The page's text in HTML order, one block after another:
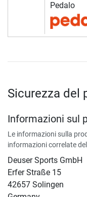
Pedalo
Sicurezza del
Informazioni sul
Le informazioni sulla
informazioni correlate
Deuser Sports GmbH
Erfer Straße 15
42657 Solingen